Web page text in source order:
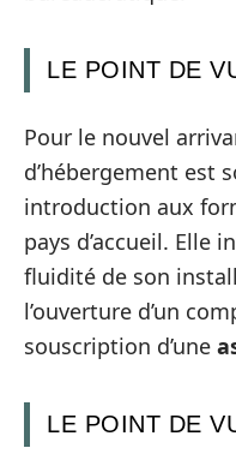
LE POINT DE
Pour le nouvel
d’hébergement est
introduction aux
pays d’accueil. Elle
fluidité de son
l’ouverture d’un
souscription d’une
LE POINT DE